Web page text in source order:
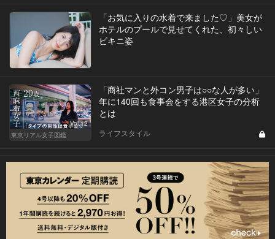
「お気に入りの水着で来ました♡」美女が
ホテルのプールで見せてくれた、初々しい
ビキニ姿
Vol.12
東京リアル女子図鑑
「商社マンと外コン男子は○○な人が多い」
年に140回も食事会をする港区女子の分析
とは
ライフスタイル